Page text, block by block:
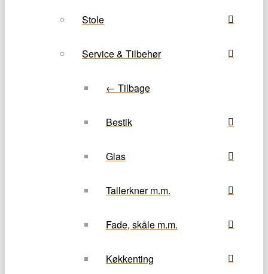
Stole
Service & Tilbehør
← Tilbage
Bestik
Glas
Tallerkner m.m.
Fade, skåle m.m.
Køkkenting